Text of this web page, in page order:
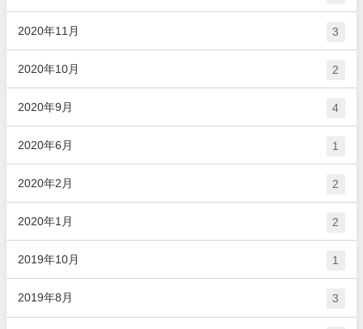
2020年11月 3
2020年10月 2
2020年9月 4
2020年6月 1
2020年2月 2
2020年1月 2
2019年10月 1
2019年8月 3